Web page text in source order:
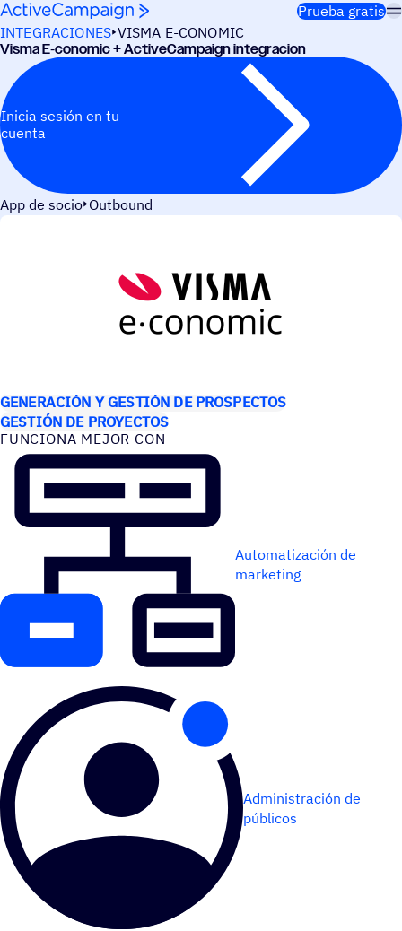
Saltar al contenido
Prueba gratis
INTEGRACIONES VISMA E-CONOMIC
Visma E‑conomic + ActiveCampaign integracion
Inicia sesión en tu
cuenta
App de socio Outbound
GENERACIÓN Y GESTIÓN DE PROSPECTOS
GESTIÓN DE PROYECTOS
FUNCIONA MEJOR CON
Automatización de
marketing
Administración de
públicos